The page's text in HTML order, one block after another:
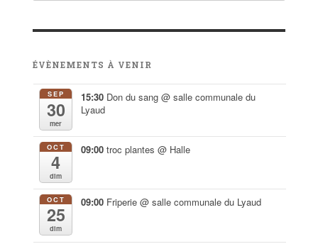
ÉVÈNEMENTS À VENIR
SEP
30
mer
15:30 Don du sang@ salle communale du
Lyaud
OCT
4
dim
09:00troc plantes@ Halle
OCT
25
dim
09:00 Friperie@ salle communale du Lyaud